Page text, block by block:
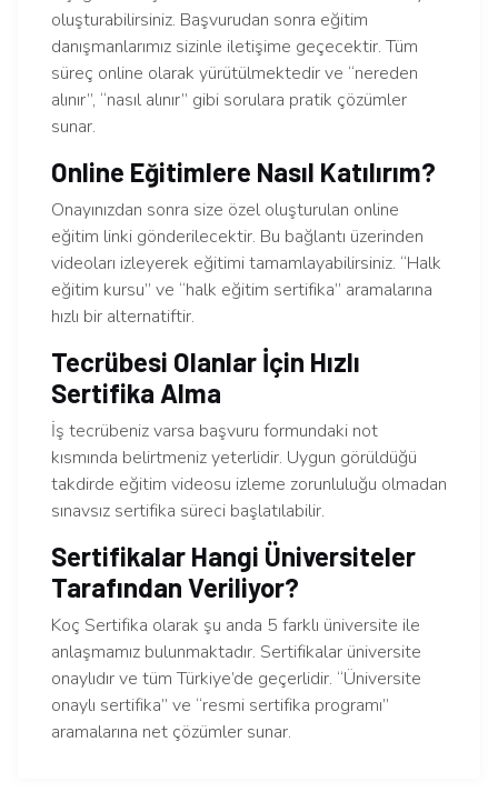
oluşturabilirsiniz. Başvurudan sonra eğitim
danışmanlarımız sizinle iletişime geçecektir. Tüm
süreç online olarak yürütülmektedir ve “nereden
alınır”, “nasıl alınır” gibi sorulara pratik çözümler
sunar.
Online Eğitimlere Nasıl Katılırım?
Onayınızdan sonra size özel oluşturulan online
eğitim linki gönderilecektir. Bu bağlantı üzerinden
videoları izleyerek eğitimi tamamlayabilirsiniz. “Halk
eğitim kursu” ve “halk eğitim sertifika” aramalarına
hızlı bir alternatiftir.
Tecrübesi Olanlar İçin Hızlı
Sertifika Alma
İş tecrübeniz varsa başvuru formundaki not
kısmında belirtmeniz yeterlidir. Uygun görüldüğü
takdirde eğitim videosu izleme zorunluluğu olmadan
sınavsız sertifika süreci başlatılabilir.
Sertifikalar Hangi Üniversiteler
Tarafından Veriliyor?
Koç Sertifika olarak şu anda 5 farklı üniversite ile
anlaşmamız bulunmaktadır. Sertifikalar üniversite
onaylıdır ve tüm Türkiye’de geçerlidir. “Üniversite
onaylı sertifika” ve “resmi sertifika programı”
aramalarına net çözümler sunar.